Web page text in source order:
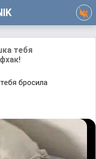
тебя
бросила